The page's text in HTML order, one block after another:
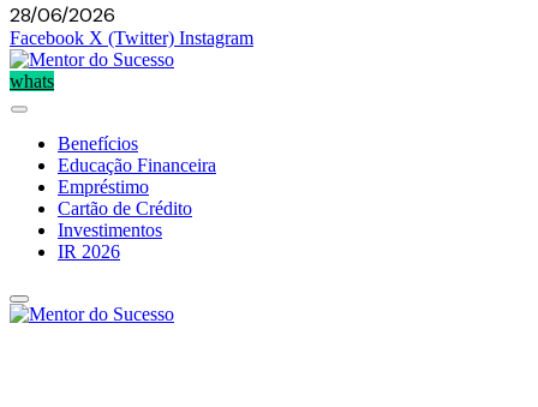
28/06/2026
Facebook X (Twitter) Instagram
whats
Benefícios
Educação Financeira
Empréstimo
Cartão de Crédito
Investimentos
IR 2026